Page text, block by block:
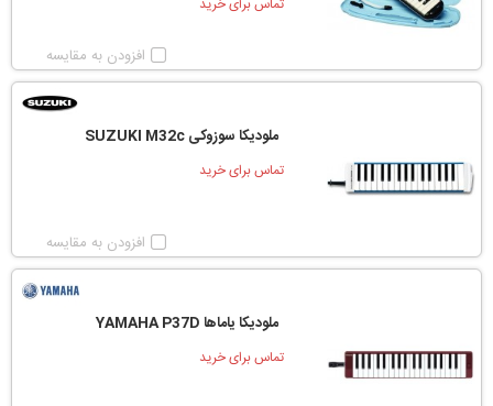
تماس برای خرید
افزودن به مقایسه
ملودیکا سوزوکی SUZUKI M32c
تماس برای خرید
افزودن به مقایسه
ملودیکا یاماها YAMAHA P37D
تماس برای خرید